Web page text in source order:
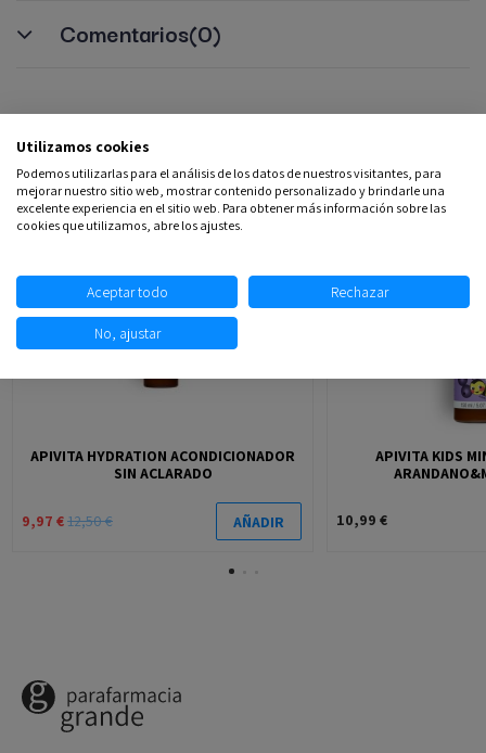
Comentarios(0)
Productos relacionados
-20,24%
APIVITA HYDRATION ACONDICIONADOR
SIN ACLARADO
9,97 €12,50 € AÑADIR
APIVITA KIDS
10,99 €
Utilizamos cookies
Podemos utilizarlas para el análisis de los datos de nuestros visitantes, para
mejorar nuestro sitio web, mostrar contenido personalizado y brindarle una
excelente experiencia en el sitio web. Para obtener más información sobre las
cookies que utilizamos, abre los ajustes.
Aceptar todo Rechazar
No, ajustar